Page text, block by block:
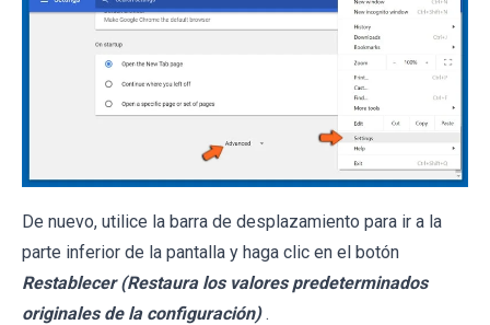
De nuevo, utilice la barra de desplazamiento para ir a la
parte inferior de la pantalla y haga clic en el botón
Restablecer (Restaura los valores predeterminados
originales de la configuración) .